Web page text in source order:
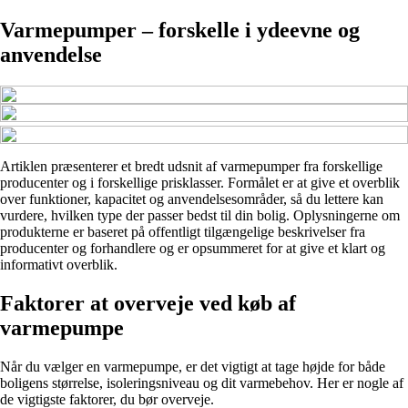
Varmepumper – forskelle i ydeevne og
anvendelse
Artiklen præsenterer et bredt udsnit af varmepumper fra forskellige
producenter og i forskellige prisklasser. Formålet er at give et overblik
over funktioner, kapacitet og anvendelsesområder, så du lettere kan
vurdere, hvilken type der passer bedst til din bolig. Oplysningerne om
produkterne er baseret på offentligt tilgængelige beskrivelser fra
producenter og forhandlere og er opsummeret for at give et klart og
informativt overblik.
Faktorer at overveje ved køb af
varmepumpe
Når du vælger en varmepumpe, er det vigtigt at tage højde for både
boligens størrelse, isoleringsniveau og dit varmebehov. Her er nogle af
de vigtigste faktorer, du bør overveje.